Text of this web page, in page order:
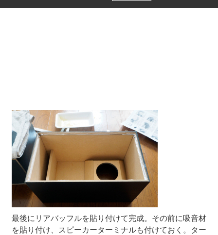
最後にリアバッフルを貼り付けて完成。その前に吸音材
を貼り付け、スピーカーターミナルも付けておく。ター